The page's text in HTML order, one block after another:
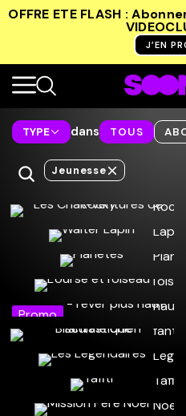
OFFRE ETE FLASH :
J’EN
TYPE dans TOUS
Jeunesse
Promo